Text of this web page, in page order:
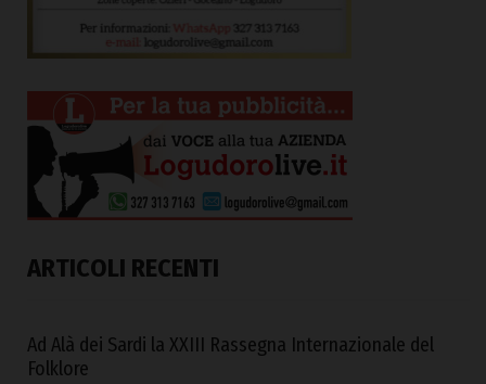
ARTICOLI RECENTI
Ad Alà dei Sardi la XXIII Rassegna Internazionale del
Folklore